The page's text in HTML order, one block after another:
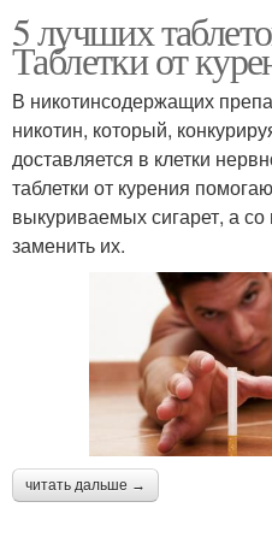
5 лучших
Таблетки от
В никотинсодержащих
никотин, который,
доставляется в клетки
таблетки от курения
выкуриваемых сигарет, а
заменить их.
читать дальше →